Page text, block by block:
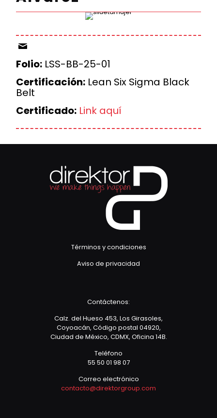
Folio: LSS-BB-25-01
Certificación: Lean Six Sigma Black
Belt
Certificado: Link aquí
Términos y condiciones
Aviso de privacidad
Contáctenos:
Calz. del Hueso 453, Los Girasoles,
Coyoacán, Código postal 04920,
Ciudad de México, CDMX, Oficina 14B.
Teléfono
55 50 01 98 07
Correo electrónico
contacto@direktorgroup.com